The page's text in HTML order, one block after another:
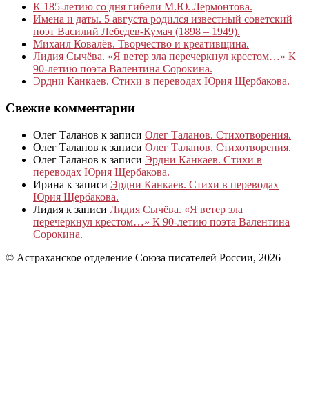
К 185‑летию со дня гибели М.Ю. Лермонтова.
Имена и даты. 5 августа родился известный советский
поэт Василий Лебедев-Кумач (1898 – 1949).
Михаил Ковалёв. Творчество и креативщина.
Лидия Сычёва. «Я ветер зла перечеркнул крестом…» К
90-летию поэта Валентина Сорокина.
Эрдни Канкаев. Стихи в переводах Юрия Щербакова.
Свежие комментарии
Олег Таланов к записи Олег Таланов. Стихотворения.
Олег Таланов к записи Олег Таланов. Стихотворения.
Олег Таланов к записи Эрдни Канкаев. Стихи в
переводах Юрия Щербакова.
Ирина к записи Эрдни Канкаев. Стихи в переводах
Юрия Щербакова.
Лидия к записи Лидия Сычёва. «Я ветер зла
перечеркнул крестом…» К 90-летию поэта Валентина
Сорокина.
© Астраханское отделение Союза писателей России, 2026